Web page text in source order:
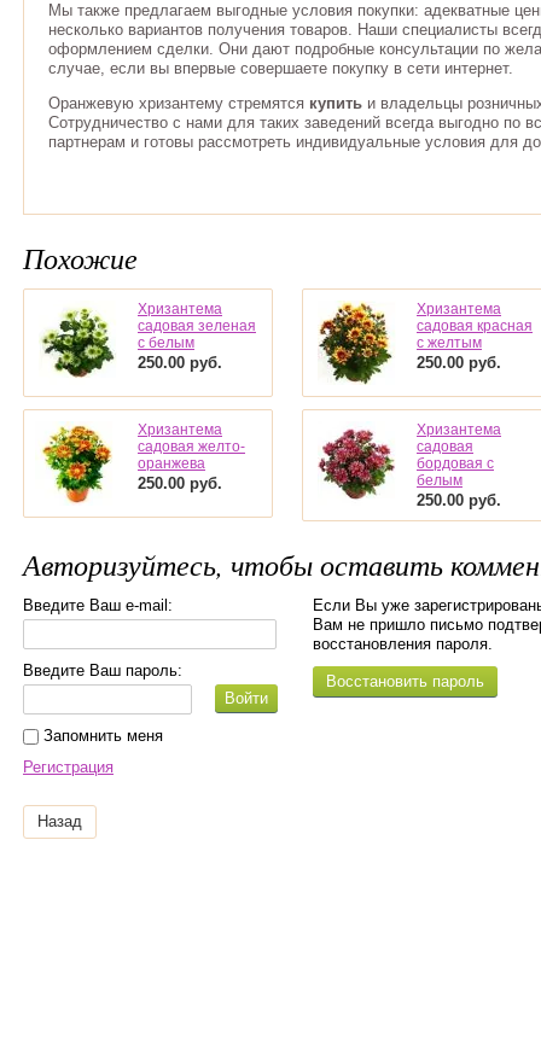
Мы также предлагаем выгодные условия покупки: адекватные
несколько вариантов получения товаров. Наши специалисты
оформлением сделки. Они дают подробные консультации по
случае, если вы впервые совершаете покупку в сети интернет.
Оранжевую хризантему стремятся купить и владельцы
Сотрудничество с нами для таких заведений всегда выгодно по
партнерам и готовы рассмотреть индивидуальные условия для
Похожие
Хризантема
садовая зеленая
с белым
250.00 руб.
Хризантема
садовая красная
с желтым
250.00 руб.
Хризантема
садовая желто-
оранжева
250.00 руб.
Хризантема
садовая
бордовая с
белым
250.00 руб.
Авторизуйтесь, чтобы оставить
Введите Ваш e-mail:
Введите Ваш пароль:
Войти
Запомнить меня
Регистрация
Если Вы уже
Вам не пришло письмо
восстановления пароля.
Восстановить пароль
Назад